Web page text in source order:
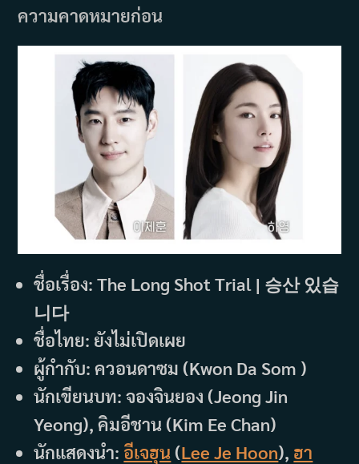
ความคาดหมายก่อน
ชื่อเรื่อง: The Long Shot Trial | 승산 있습
니다
ชื่อไทย: ยังไม่เปิดเผย
ผู้กำกับ: ควอนดาซม (Kwon Da Som )
นักเขียนบท: จองจินยอง (Jeong Jin
Yeong), คิมอีชาน (Kim Ee Chan)
นักแสดงนำ: อีเจฮุน (Lee Je Hoon), ฮา